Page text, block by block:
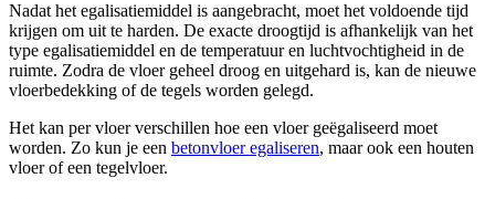
Nadat het egalisatiemiddel is aangebracht, moet het voldoende tijd
krijgen om uit te harden. De exacte droogtijd is afhankelijk van het
type egalisatiemiddel en de temperatuur en luchtvochtigheid in de
ruimte. Zodra de vloer geheel droog en uitgehard is, kan de nieuwe
vloerbedekking of de tegels worden gelegd.
Het kan per vloer verschillen hoe een vloer geëgaliseerd moet
worden. Zo kun je een betonvloer egaliseren, maar ook een houten
vloer of een tegelvloer.